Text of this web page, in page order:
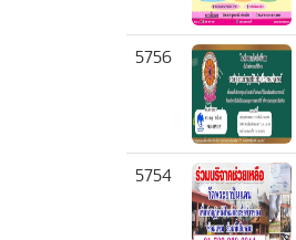
5756
5754